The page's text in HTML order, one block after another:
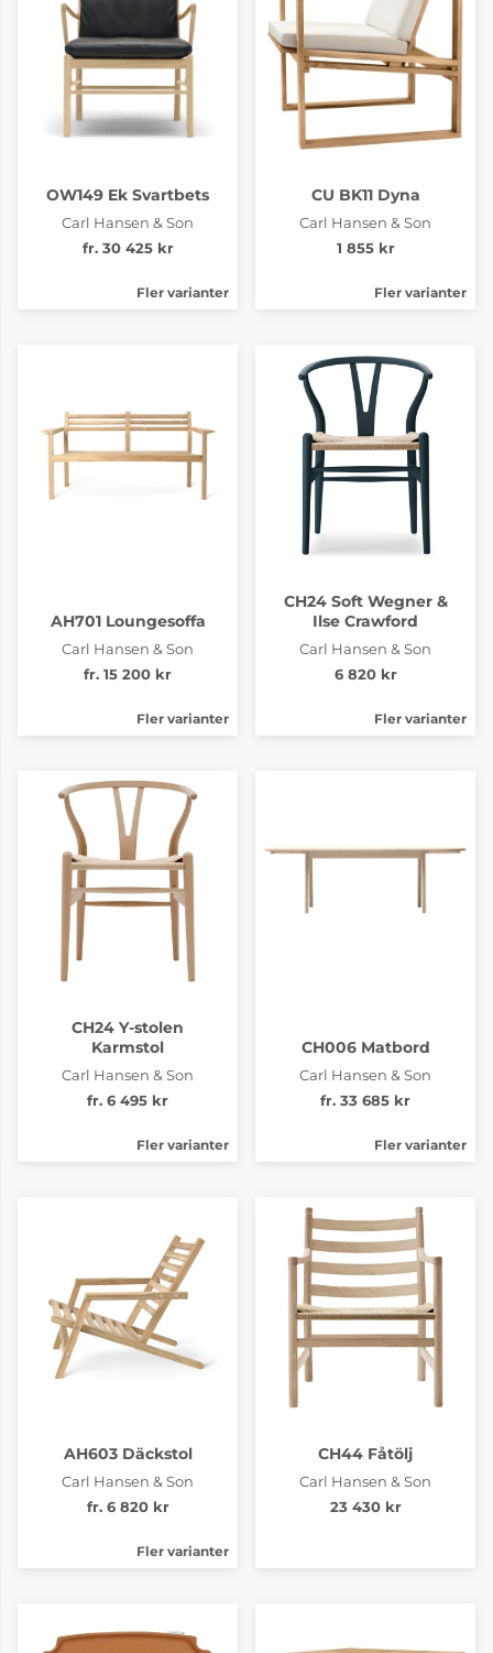
OW149 Ek Svartbets
Carl Hansen & Son
fr. 30 425 kr
Fler varianter
CU BK11 Dyna
Carl Hansen & Son
1 855 kr
Fler varianter
AH701 Loungesoffa
Carl Hansen & Son
fr. 15 200 kr
Fler varianter
CH24 Soft Wegner &
Ilse Crawford
Carl Hansen & Son
6 820 kr
Fler varianter
CH24 Y-stolen
Karmstol
Carl Hansen & Son
fr. 6 495 kr
Fler varianter
CH006 Matbord
Carl Hansen & Son
fr. 33 685 kr
Fler varianter
AH603 Däckstol
Carl Hansen & Son
fr. 6 820 kr
Fler varianter
CH44 Fåtölj
Carl Hansen & Son
23 430 kr